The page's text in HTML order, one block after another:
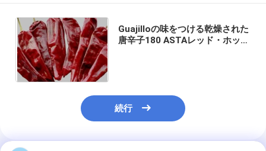
Guajilloの味をつける乾燥された
唐辛子180 ASTAレッド・ホッ
続行